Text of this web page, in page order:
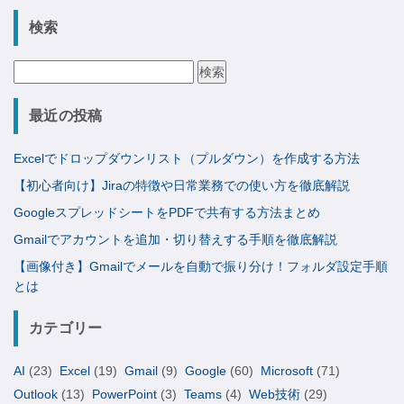
検索
最近の投稿
Excelでドロップダウンリスト（プルダウン）を作成する方法
【初心者向け】Jiraの特徴や日常業務での使い方を徹底解説
GoogleスプレッドシートをPDFで共有する方法まとめ
Gmailでアカウントを追加・切り替えする手順を徹底解説
【画像付き】Gmailでメールを自動で振り分け！フォルダ設定手順
とは
カテゴリー
AI (23) Excel (19) Gmail (9) Google (60) Microsoft (71)
Outlook (13) PowerPoint (3) Teams (4) Web技術 (29)